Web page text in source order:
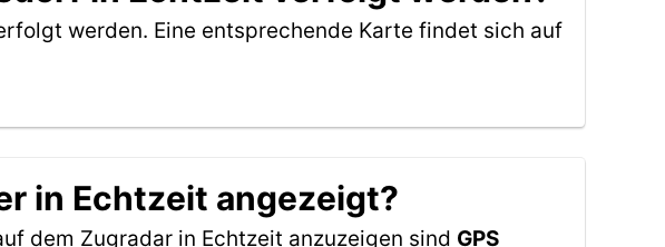
werden. Eine entsprechende Karte findet sich auf
in Echtzeit angezeigt?
dem Zugradar in Echtzeit anzuzeigen sind GPS